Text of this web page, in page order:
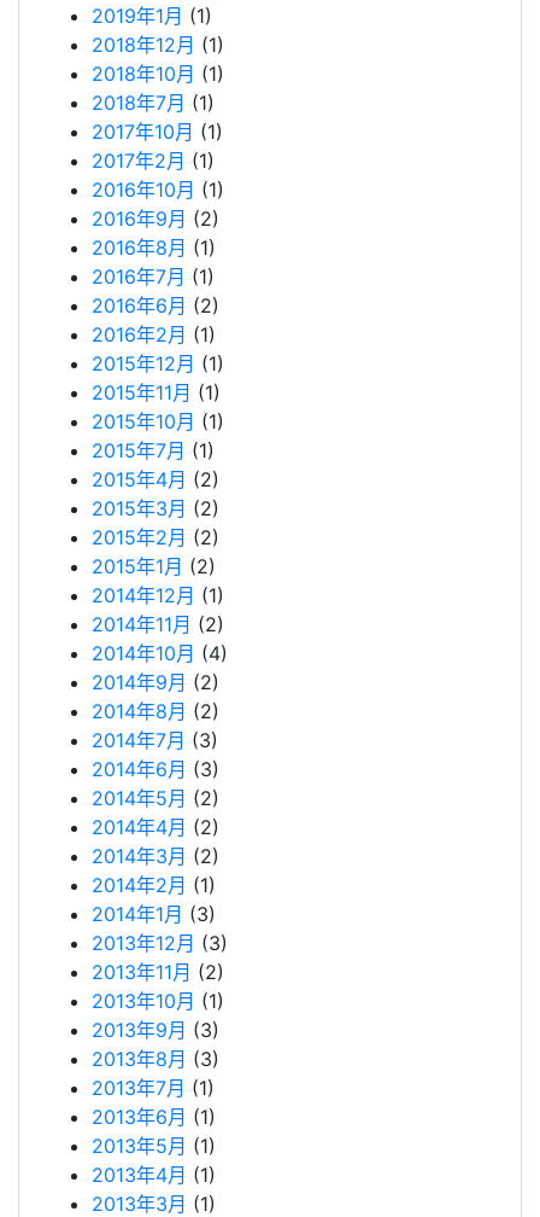
2019年1月 (1)
2018年12月 (1)
2018年10月 (1)
2018年7月 (1)
2017年10月 (1)
2017年2月 (1)
2016年10月 (1)
2016年9月 (2)
2016年8月 (1)
2016年7月 (1)
2016年6月 (2)
2016年2月 (1)
2015年12月 (1)
2015年11月 (1)
2015年10月 (1)
2015年7月 (1)
2015年4月 (2)
2015年3月 (2)
2015年2月 (2)
2015年1月 (2)
2014年12月 (1)
2014年11月 (2)
2014年10月 (4)
2014年9月 (2)
2014年8月 (2)
2014年7月 (3)
2014年6月 (3)
2014年5月 (2)
2014年4月 (2)
2014年3月 (2)
2014年2月 (1)
2014年1月 (3)
2013年12月 (3)
2013年11月 (2)
2013年10月 (1)
2013年9月 (3)
2013年8月 (3)
2013年7月 (1)
2013年6月 (1)
2013年5月 (1)
2013年4月 (1)
2013年3月 (1)